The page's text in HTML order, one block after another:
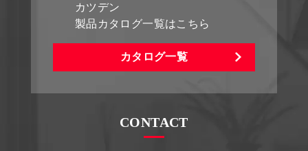
カツデン
製品カタログ一覧はこちら
カタログ一覧
CONTACT